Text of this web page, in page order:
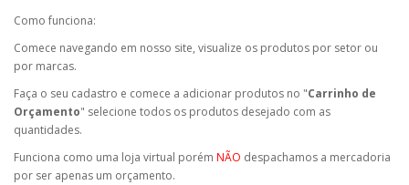
Como funciona:
Comece navegando em nosso site, visualize os produtos por setor ou
por marcas.
Faça o seu cadastro e comece a adicionar produtos no "Carrinho de
Orçamento" selecione todos os produtos desejado com as
quantidades.
Funciona como uma loja virtual porém NÃO despachamos a mercadoria
por ser apenas um orçamento.